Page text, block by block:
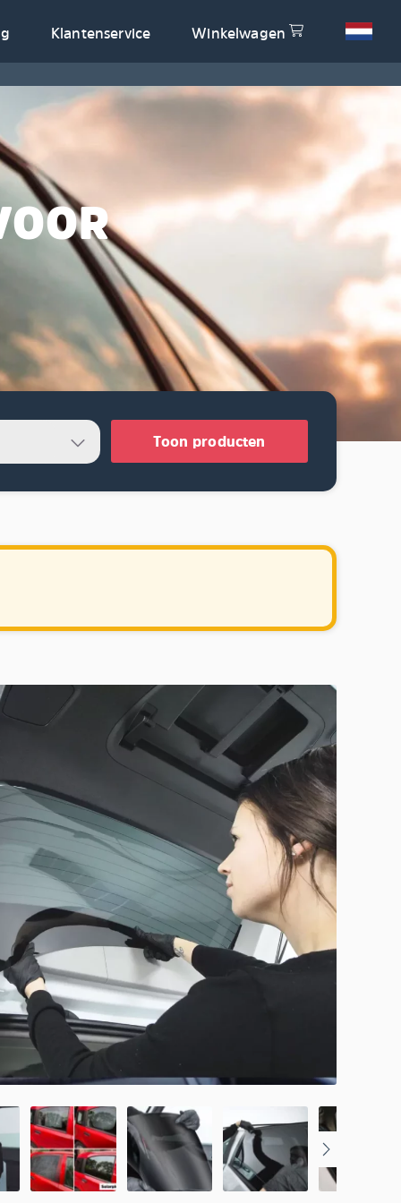
Klantenservice Winkelwagen
Toon producten